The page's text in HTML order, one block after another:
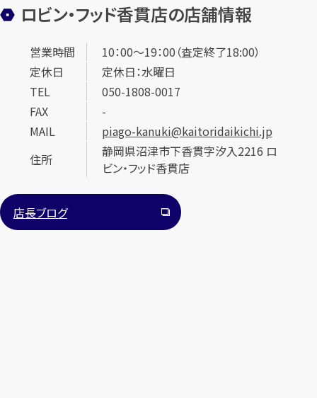
カンタン無料
ロビン・フッド香貫店の店舗情報
営業時間
10：00～19：00（査定終了18:00）
定休日
定休日：水曜日
TEL
050-1808-0017
FAX
-
MAIL
piago-kanuki@kaitoridaikichi.jp
住所
静岡県沼津市下香貫字汐入2216 ロ
ビン・フッド香貫店
店長ブログ